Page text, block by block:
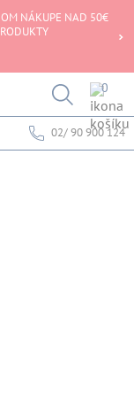
NÁKUPE NAD 50€
0
02/ 90 900 124